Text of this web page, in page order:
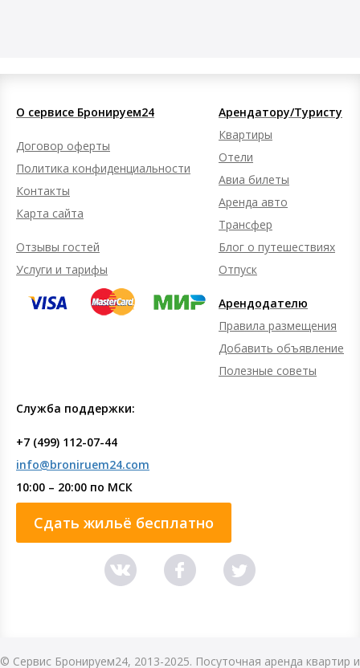
О сервисе Бронируем24
Договор оферты
Политика конфиденциальности
Контакты
Карта сайта
Отзывы гостей
Услуги и тарифы
Арендатору/Туристу
Квартиры
Отели
Авиа билеты
Аренда авто
Трансфер
Блог о путешествиях
Отпуск
Арендодателю
Правила размещения
Добавить объявление
Полезные советы
Служба поддержки:
+7 (499) 112-07-44
info@broniruem24.com
10:00 – 20:00 по МСК
Сдать жильё бесплатно
© Сервис Бронируем24, 2013-2025. Посуточная аренда квартир и